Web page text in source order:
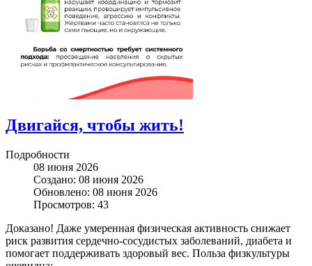
Двигайся, чтобы жить!
Подробности
08 июня 2026
Создано: 08 июня 2026
Обновлено: 08 июня 2026
Просмотров: 43
Доказано! Даже умеренная физическая активность снижает
риск развития сердечно-сосудистых заболеваний, диабета и
помогает поддерживать здоровый вес. Польза физкультуры